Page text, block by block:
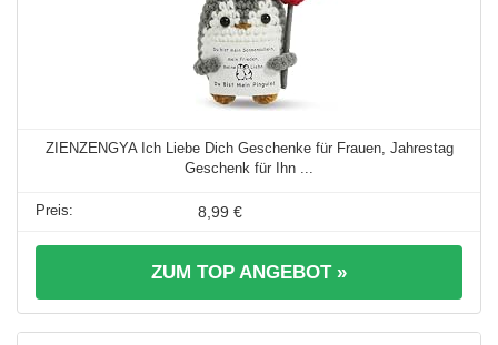
ZIENZENGYA Ich Liebe Dich Geschenke für Frauen, Jahrestag
Geschenk für Ihn ...
8,99 €
ZUM TOP ANGEBOT »